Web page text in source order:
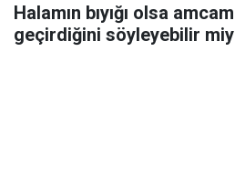
Halamın bıyığı olsa
geçirdiğini söyleyebilir